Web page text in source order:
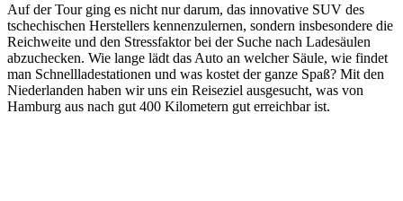
Auf der Tour ging es nicht nur darum, das innovative SUV des
tschechischen Herstellers kennenzulernen, sondern insbesondere die
Reichweite und den Stressfaktor bei der Suche nach Ladesäulen
abzuchecken. Wie lange lädt das Auto an welcher Säule, wie findet
man Schnellladestationen und was kostet der ganze Spaß? Mit den
Niederlanden haben wir uns ein Reiseziel ausgesucht, was von
Hamburg aus nach gut 400 Kilometern gut erreichbar ist.